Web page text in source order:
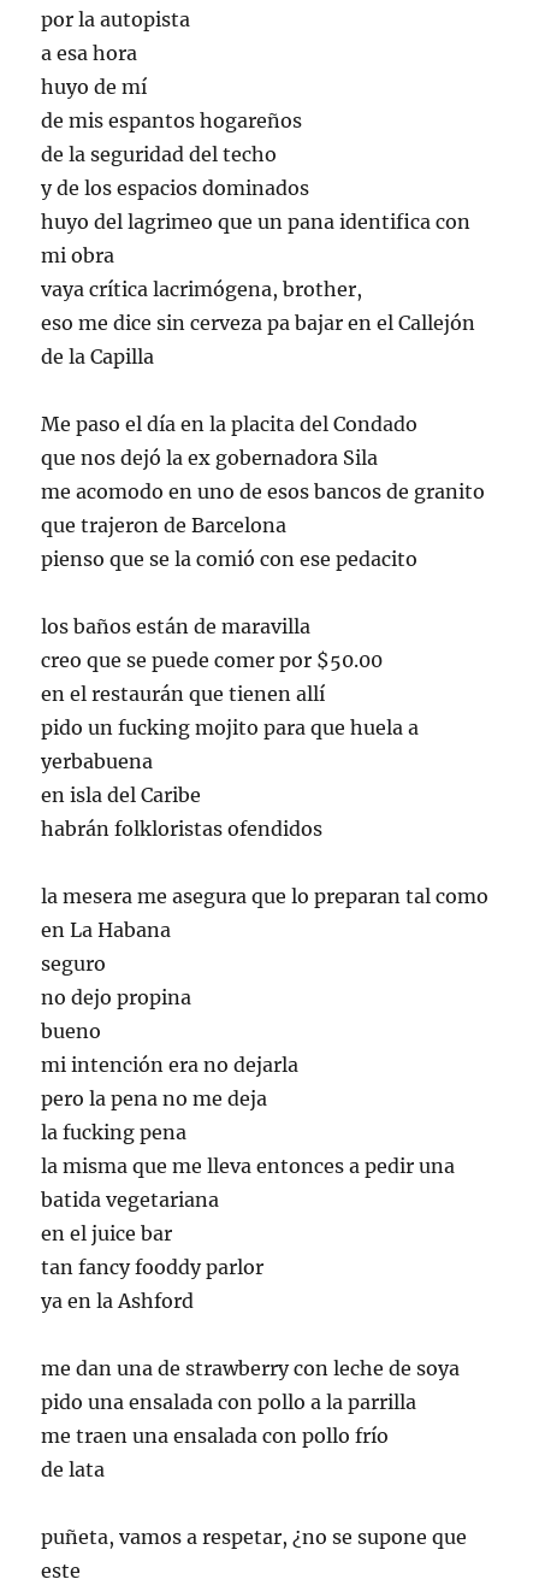
por la autopista
a esa hora
huyo de mí
de mis espantos hogareños
de la seguridad del techo
y de los espacios dominados
huyo del lagrimeo que un pana identifica con
mi obra
vaya crítica lacrimógena, brother,
eso me dice sin cerveza pa bajar en el Callejón
de la Capilla
Me paso el día en la placita del Condado
que nos dejó la ex gobernadora Sila
me acomodo en uno de esos bancos de granito
que trajeron de Barcelona
pienso que se la comió con ese pedacito
los baños están de maravilla
creo que se puede comer por $50.00
en el restaurán que tienen allí
pido un fucking mojito para que huela a
yerbabuena
en isla del Caribe
habrán folkloristas ofendidos
la mesera me asegura que lo preparan tal como
en La Habana
seguro
no dejo propina
bueno
mi intención era no dejarla
pero la pena no me deja
la fucking pena
la misma que me lleva entonces a pedir una
batida vegetariana
en el juice bar
tan fancy fooddy parlor
ya en la Ashford
me dan una de strawberry con leche de soya
pido una ensalada con pollo a la parrilla
me traen una ensalada con pollo frío
de lata
puñeta, vamos a respetar, ¿no se supone que
este